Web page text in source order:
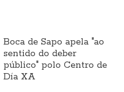
Boca de Sapo apela "ao
sentido do deber
público" polo Centro de
Día XA